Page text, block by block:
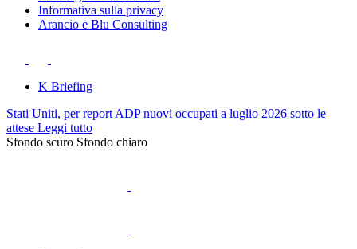
Informativa sulla privacy
Arancio e Blu Consulting
K Briefing
Stati Uniti, per report ADP nuovi occupati a luglio 2026 sotto le
attese Leggi tutto
Sfondo scuro Sfondo chiaro